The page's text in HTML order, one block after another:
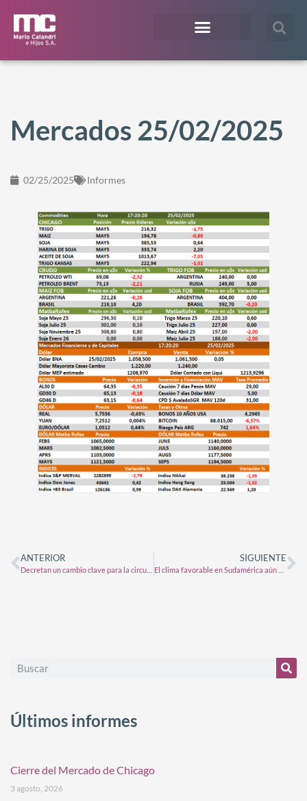
Mercados 25/02/2025
02/25/2025 Informes
ANTERIOR SIGUIENTE
Últimos informes
Cierre del Mercado de Chicago
3 agosto, 2026